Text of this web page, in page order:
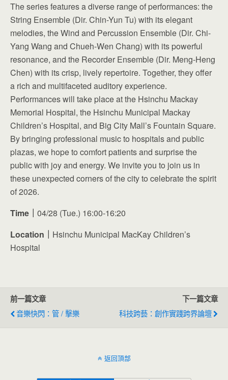
The series features a diverse range of performances: the
String Ensemble (Dir. Chin-Yun Tu) with its elegant
melodies, the Wind and Percussion Ensemble (Dir. Chi-
Yang Wang and Chueh-Wen Chang) with its powerful
resonance, and the Recorder Ensemble (Dir. Meng-Heng
Chen) with its crisp, lively repertoire. Together, they offer
a rich and multifaceted auditory experience.
Performances will take place at the Hsinchu Mackay
Memorial Hospital, the Hsinchu Municipal Mackay
Children’s Hospital, and Big City Mall’s Fountain Square.
By bringing professional music to hospitals and public
plazas, we hope to comfort patients and surprise the
public with joy and energy. We invite you to join us in
these unexpected corners of the city to celebrate the spirit
of 2026.
Time｜ 04/28 (Tue.) 16:00-16:20
Location｜ Hsinchu Municipal MacKay Children’s
Hospital
前一篇文章
音樂快閃：管 / 擊樂
下一篇文章
科技跨藝：創作實踐跨界論壇
返回頂部